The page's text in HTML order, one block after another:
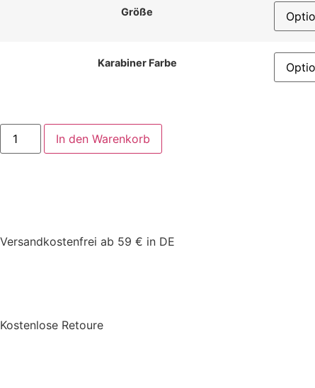
Größe
Karabiner Farbe
In den Warenkorb
Versandkostenfrei ab 59 € in DE
Kostenlose Retoure